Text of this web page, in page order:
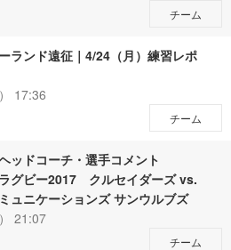
チーム
ランド遠征｜4/24（月）練習レポ
17:36
チーム
ッドコーチ・選手コメント
グビー2017 クルセイダーズ vs.
ュニケーションズ サンウルブズ
21:07
チーム